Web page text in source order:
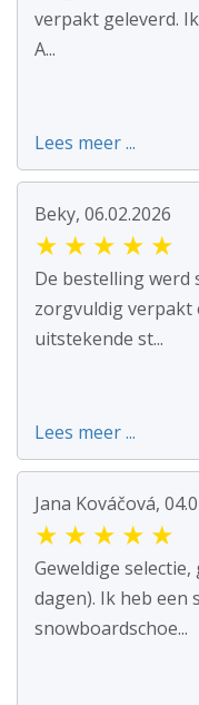
verpakt geleverd.
A...
Lees meer ...
Beky, 06.02.2026
★ ★ ★ ★ ★
De bestelling werd
zorgvuldig verpakt
uitstekende st...
Lees meer ...
Jana Kováčová,
★ ★ ★ ★ ★
Geweldige
dagen). Ik heb een
snowboardschoe...